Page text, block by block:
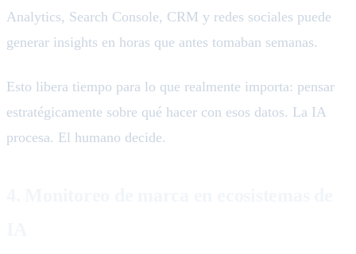
Analytics, Search Console, CRM y redes sociales puede
generar insights en horas que antes tomaban semanas.
Esto libera tiempo para lo que realmente importa: pensar
estratégicamente sobre qué hacer con esos datos. La IA
procesa. El humano decide.